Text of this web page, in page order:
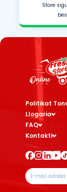
Store
Politikat
Llogaria
FAQ
Kontakti